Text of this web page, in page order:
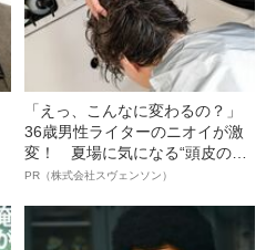
「えっ、こんなに変わるの？」
36歳男性ライターのニオイが激
変！ 夏場に気になる“頭皮のニ
オイ”や“ベタつき”を解消す
ト”が生み出した徹底ケアとは
PR（株式会社スヴェンソン）